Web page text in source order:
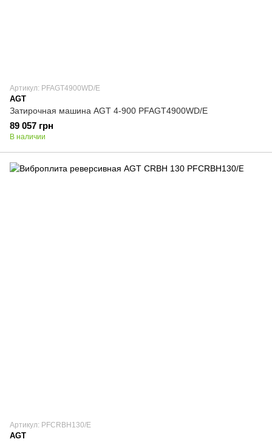
Артикул: PFAGT4900WD/E
AGT
Затирочная машина AGT 4-900 PFAGT4900WD/E
89 057 грн
В наличии
Артикул: PFCRBH130/E
AGT